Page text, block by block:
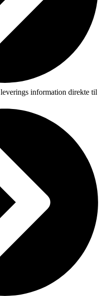
information direkte til